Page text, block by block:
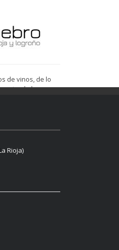
de vinos, de lo
de lo que
Rioja)